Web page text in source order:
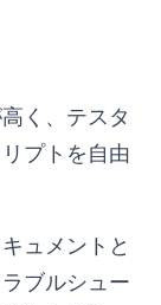
く、テスタ
プトを自由
ュメントと
ブルシュー